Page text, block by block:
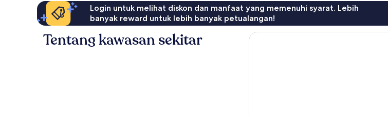
Login untuk melihat diskon dan manfaat yang memenuhi syarat. Lebih
banyak reward untuk lebih banyak petualangan!
Tentang kawasan sekitar